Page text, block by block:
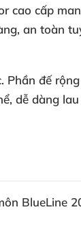
cao cấp
an toàn
đế
dễ dàng
BlueLine